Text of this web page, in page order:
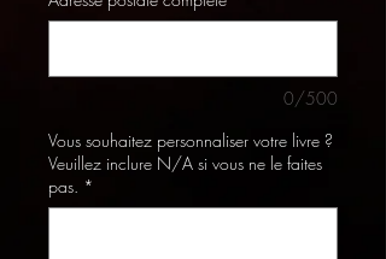
0/500
Vous souhaitez personnaliser votre livre ?
Veuillez inclure N/A si vous ne le faites
pas. *